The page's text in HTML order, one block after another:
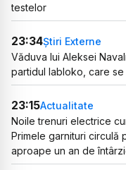
testelor
23:34Știri Externe
Văduva lui Aleksei
partidul Iabloko, care
23:15Actualitate
Noile trenuri electrice
Primele garnituri circulă
aproape un an de